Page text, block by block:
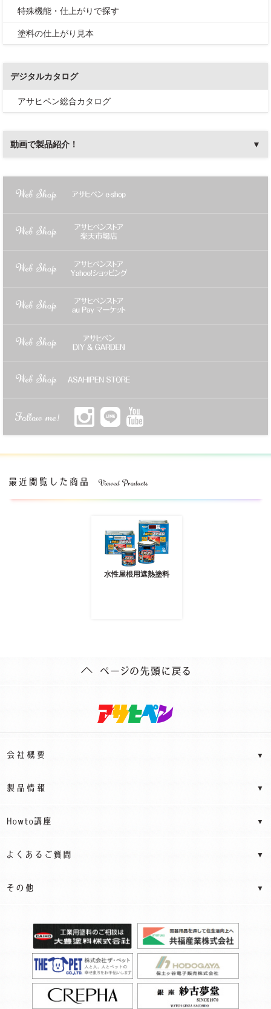
特殊機能・仕上がりで探す
塗料の仕上がり見本
デジタルカタログ
アサヒペン総合カタログ
動画で製品紹介！
水性屋根用遮熱塗料